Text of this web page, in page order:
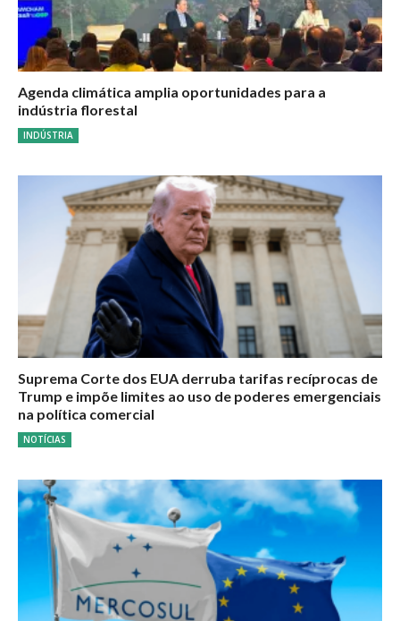
Agenda climática amplia oportunidades para a
indústria florestal
INDÚSTRIA
Suprema Corte dos EUA derruba tarifas recíprocas de
Trump e impõe limites ao uso de poderes emergenciais
na política comercial
NOTÍCIAS